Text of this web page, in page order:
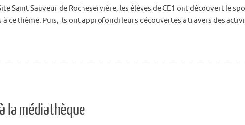
Saint Sauveur de Rocheservière, les élèves de CE1 ont découvert le
à ce thème. Puis, ils ont approfondi leurs découvertes à travers des
la médiathèque